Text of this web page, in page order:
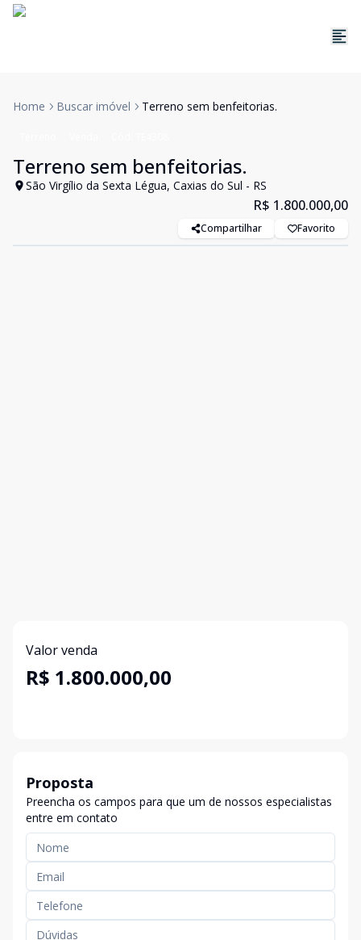
Home Buscar imóvel Terreno sem benfeitorias.
Terreno sem benfeitorias.
São Virgílio da Sexta Légua, Caxias do Sul - RS
R$ 1.800.000,00
Compartilhar Favorito
Valor venda
R$ 1.800.000,00
Proposta
Preencha os campos para que um de nossos especialistas
entre em contato